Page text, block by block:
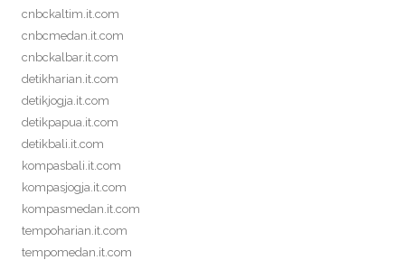
cnbckaltim.it.com
cnbcmedan.it.com
cnbckalbar.it.com
detikharian.it.com
detikjogja.it.com
detikpapua.it.com
detikbali.it.com
kompasbali.it.com
kompasjogja.it.com
kompasmedan.it.com
tempoharian.it.com
tempomedan.it.com